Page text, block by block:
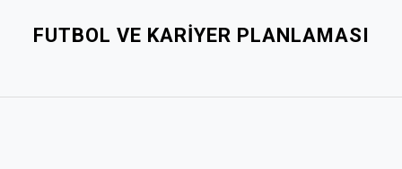
FUTBOL VE KARIYER PLANLAMASI